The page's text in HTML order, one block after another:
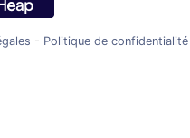
- Politique de confidentialité